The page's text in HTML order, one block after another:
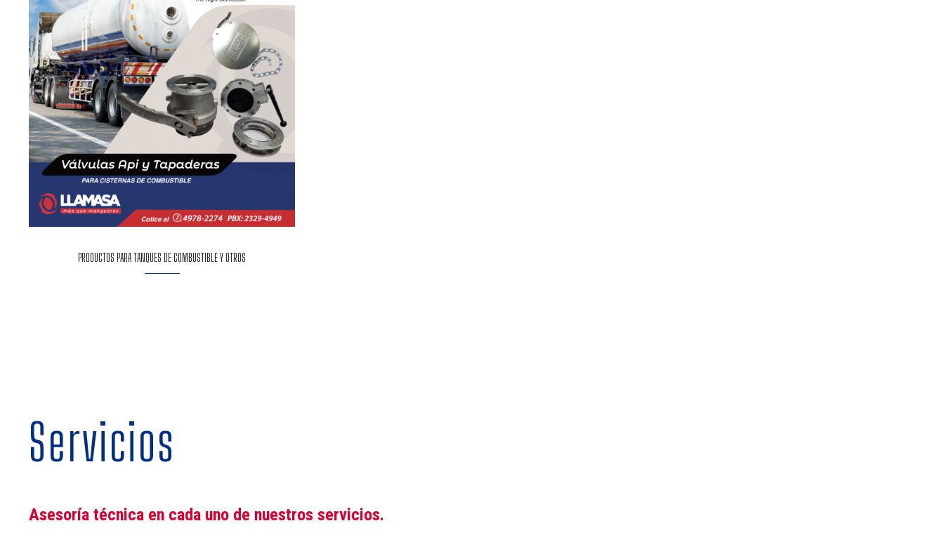
PRODUCTOS PARA TANQUES DE COMBUSTIBLE Y OTROS
Servicios
Asesoría técnica en cada uno de nuestros servicios.